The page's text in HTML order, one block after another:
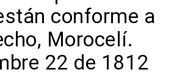
conforme a
Morocelí.
22 de 1812